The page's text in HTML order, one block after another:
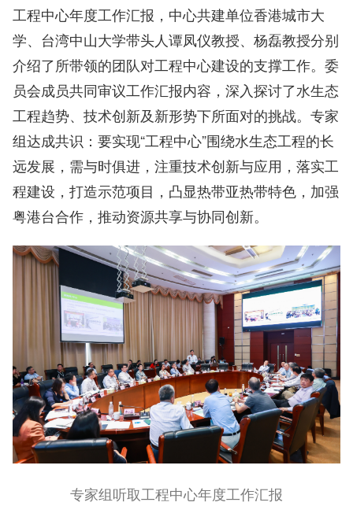
工程中心年度工作汇报，中心共建单位香港城市大
学、台湾中山大学带头人谭凤仪教授、杨磊教授分别
介绍了所带领的团队对工程中心建设的支撑工作。委
员会成员共同审议工作汇报内容，深入探讨了水生态
工程趋势、技术创新及新形势下所面对的挑战。专家
组达成共识：要实现“工程中心”围绕水生态工程的长
远发展，需与时俱进，注重技术创新与应用，落实工
程建设，打造示范项目，凸显热带亚热带特色，加强
粤港台合作，推动资源共享与协同创新。
专家组听取工程中心年度工作汇报